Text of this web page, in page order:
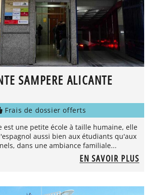
SAMPERE ALICANTE
Frais de dossier offerts
est une petite école à taille humaine, elle
aussi bien aux étudiants qu'aux
dans une ambiance familiale...
EN SAVOIR PLUS